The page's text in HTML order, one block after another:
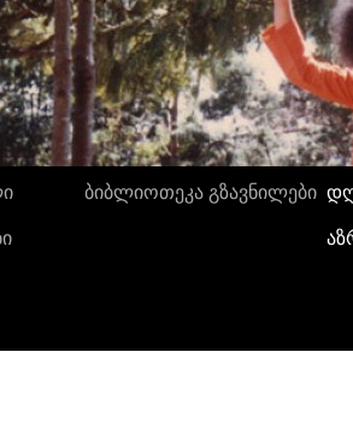
ბიბლიოთეკა გზავნილები